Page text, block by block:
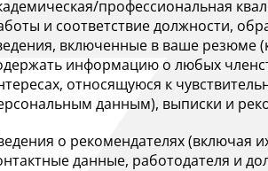
профессиональная
и соответствие должности,
включенные в ваше резюме
информацию о любых
относящуюся к
данным), выписки и
о рекомендателях (включая
данные, работодателя и